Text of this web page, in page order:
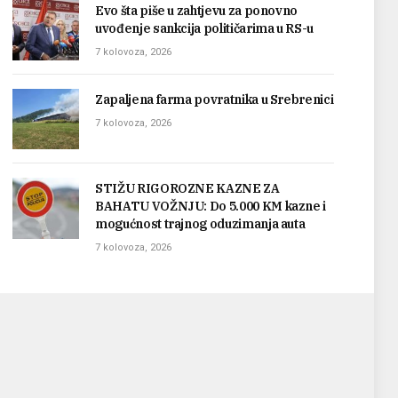
Evo šta piše u zahtjevu za ponovno
uvođenje sankcija političarima u RS-u
7 kolovoza, 2026
Zapaljena farma povratnika u Srebrenici
7 kolovoza, 2026
STIŽU RIGOROZNE KAZNE ZA
BAHATU VOŽNJU: Do 5.000 KM kazne i
mogućnost trajnog oduzimanja auta
7 kolovoza, 2026